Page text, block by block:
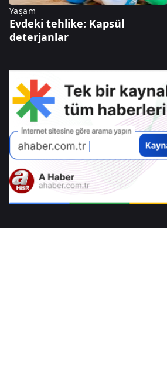
Yaşam
Evdeki tehlike: Kapsül
deterjanlar